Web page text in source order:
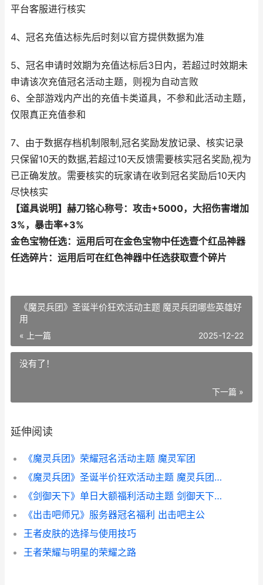
平台客服进行核实
4、冠名充值达标先后时刻以官方提供数据为准
5、冠名申请时效期为充值达标后3日内，若超过时效期未
申请该次充值冠名活动主题，则视为自动言败
6、全部游戏内产出的充值卡类道具，不参和此活动主题，
仅限真正充值参和
7、由于数据存档机制限制,冠名奖励发放记录、核实记录
只保留10天的数据,若超过10天反馈需要核实冠名奖励,视为
已正确发放。需要核实的玩家请在收到冠名奖励后10天内
尽快核实
【道具说明】 赫刀铭心称号：攻击+5000，大招伤害增加
3%，暴击率+3%
金色宝物任选：运用后可在金色宝物中任选壹个红品神器
任选碎片：运用后可在红色神器中任选获取壹个碎片
《魔灵兵团》圣诞半价狂欢活动主题 魔灵兵团哪些英雄好
用
« 上一篇 2025-12-22
没有了！
下一篇 »
延伸阅读
《魔灵兵团》荣耀冠名活动主题 魔灵军团
《魔灵兵团》圣诞半价狂欢活动主题 魔灵兵团哪些英雄好用
《剑御天下》单日大额福利活动主题 剑御天下下载
《出击吧师兄》服务器冠名福利 出击吧主公
王者皮肤的选择与使用技巧
王者荣耀与明星的荣耀之路